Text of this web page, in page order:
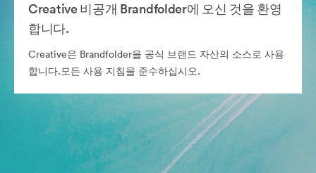
Creative 비공개 Brandfolder에 오신 것을 환영
합니다.
Creative은 Brandfolder을 공식 브랜드 자산의 소스로 사용
합니다.모든 사용 지침을 준수하십시오.